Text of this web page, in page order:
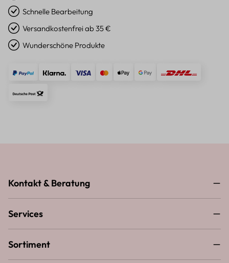
Schnelle Bearbeitung
Versandkostenfrei ab 35 €
Wunderschöne Produkte
Kontakt & Beratung
Services
Sortiment